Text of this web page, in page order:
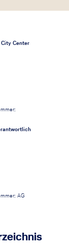
City Center
AG